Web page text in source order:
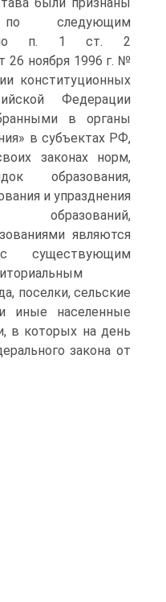
по следующим
п. 1 ст. 2
26 ноября 1996 г. №
конституционных
Федерации
в органы
в субъектах РФ,
законах норм,
образования,
и упразднения
являются
существующим
поселки, сельские
иные населенные
в которых на день
закона от